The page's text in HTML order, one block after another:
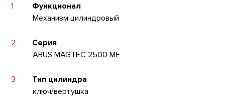
1
Функционал
Механизм цилиндровый
2
Серия
ABUS MAGTEC 2500 ME
3
Тип цилиндра
ключ/вертушка